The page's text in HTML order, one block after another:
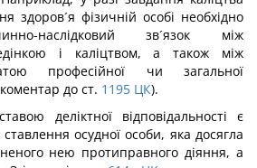
здоров´я фізичній особі необхідно
наслідковий зв´язок між
і каліцтвом, а також між
професійної чи загальної
до ст. 1195 ЦК).
деліктної відповідальності є
осудної особи, яка досягла
нею протиправного діяння, а